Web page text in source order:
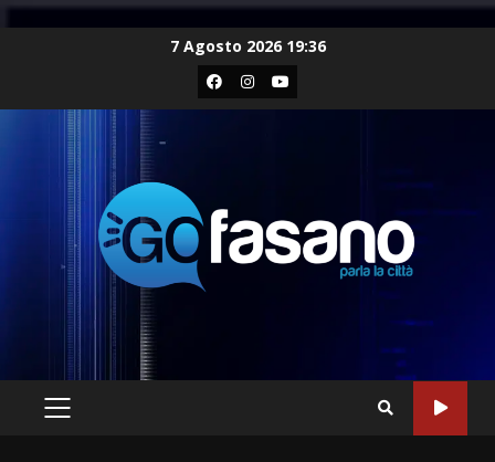
7 Agosto 2026 19:36
Facebook
Instagram
Youtube
PRIMARY